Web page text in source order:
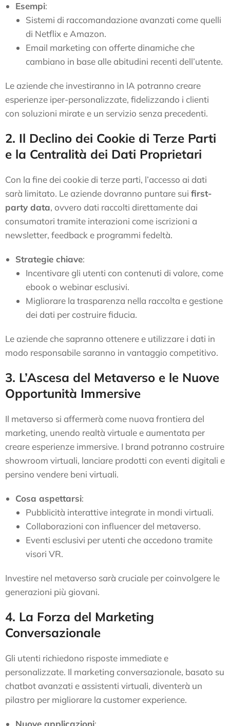
Esempi:
Sistemi di raccomandazione avanzati come quelli
di Netflix e Amazon.
Email marketing con offerte dinamiche che
cambiano in base alle abitudini recenti dell’utente.
Le aziende che investiranno in IA potranno creare
esperienze iper-personalizzate, fidelizzando i clienti
con soluzioni mirate e un servizio senza precedenti.
2. Il Declino dei Cookie di Terze Parti
e la Centralità dei Dati Proprietari
Con la fine dei cookie di terze parti, l’accesso ai dati
sarà limitato. Le aziende dovranno puntare sui first-
party data, ovvero dati raccolti direttamente dai
consumatori tramite interazioni come iscrizioni a
newsletter, feedback e programmi fedeltà.
Strategie chiave:
Incentivare gli utenti con contenuti di valore, come
ebook o webinar esclusivi.
Migliorare la trasparenza nella raccolta e gestione
dei dati per costruire fiducia.
Le aziende che sapranno ottenere e utilizzare i dati in
modo responsabile saranno in vantaggio competitivo.
3. L’Ascesa del Metaverso e le Nuove
Opportunità Immersive
Il metaverso si affermerà come nuova frontiera del
marketing, unendo realtà virtuale e aumentata per
creare esperienze immersive. I brand potranno costruire
showroom virtuali, lanciare prodotti con eventi digitali e
persino vendere beni virtuali.
Cosa aspettarsi:
Pubblicità interattive integrate in mondi virtuali.
Collaborazioni con influencer del metaverso.
Eventi esclusivi per utenti che accedono tramite
visori VR.
Investire nel metaverso sarà cruciale per coinvolgere le
generazioni più giovani.
4. La Forza del Marketing
Conversazionale
Gli utenti richiedono risposte immediate e
personalizzate. Il marketing conversazionale, basato su
chatbot avanzati e assistenti virtuali, diventerà un
pilastro per migliorare la customer experience.
Nuove applicazioni: